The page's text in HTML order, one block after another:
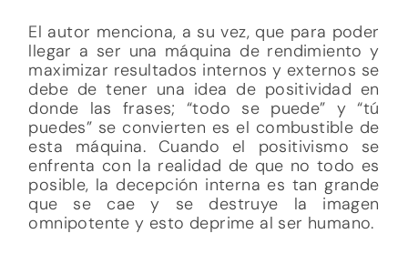
El autor menciona, a su vez, que para poder
llegar a ser una máquina de rendimiento y
maximizar resultados internos y externos se
debe de tener una idea de positividad en
donde las frases; “todo se puede” y “tú
puedes” se convierten es el combustible de
esta máquina. Cuando el positivismo se
enfrenta con la realidad de que no todo es
posible, la decepción interna es tan grande
que se cae y se destruye la imagen
omnipotente y esto deprime al ser humano.